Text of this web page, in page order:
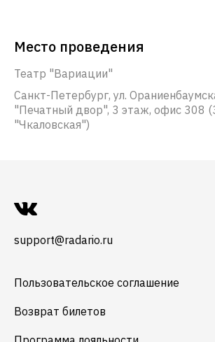
Место проведения
Театр "Вариации"
Санкт-Петербург, ул.
"Печатный двор", 3 этаж, офис 308
"Чкаловская")
support@radario.ru
Пользовательское соглашение
Возврат билетов